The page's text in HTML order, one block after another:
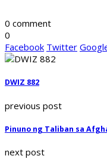
0 comment
0
Facebook Twitter
DWIZ 882
previous post
Pinuno ng Taliban sa
next post